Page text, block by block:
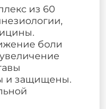
из 60
боли
и защищены.